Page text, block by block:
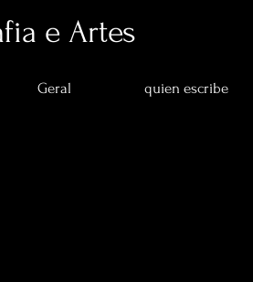
e Artes
Geral quien escribe